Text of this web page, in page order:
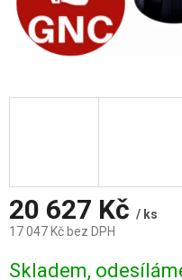
20 627 Kč / ks
17 047 Kč bez DPH
cena:
Skladem,